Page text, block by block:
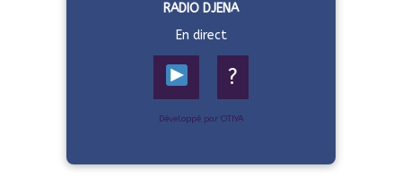
RADIO DJENA
En direct
?
Développé par OTIYA